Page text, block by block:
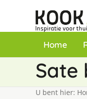
Home
Sate
U bent hier: